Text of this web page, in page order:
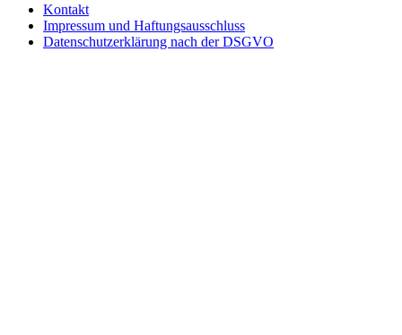
Kontakt
Impressum und Haftungsausschluss
Datenschutzerklärung nach der DSGVO